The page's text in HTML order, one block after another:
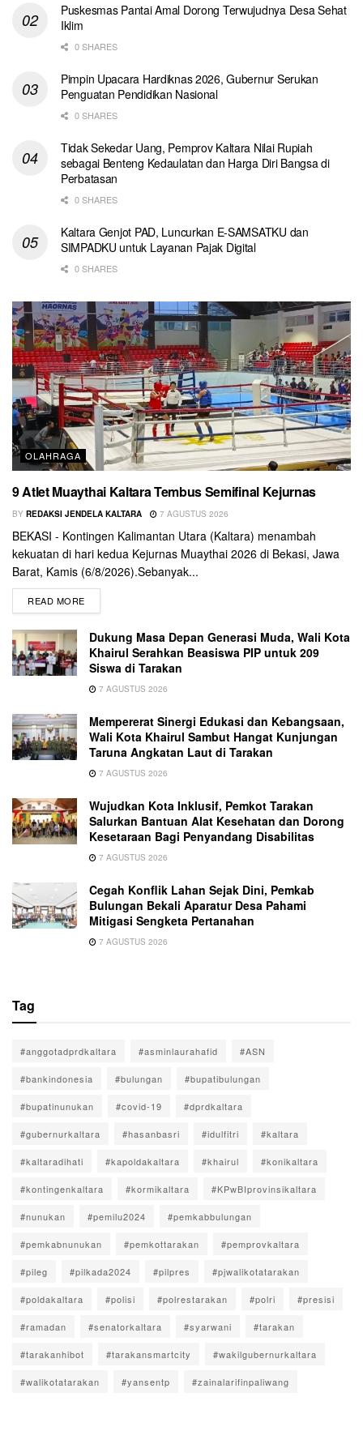
Puskesmas Pantai Amal Dorong Terwujudnya Desa Sehat
Iklim
0 SHARES
Pimpin Upacara Hardiknas 2026, Gubernur Serukan
Penguatan Pendidikan Nasional
0 SHARES
Tidak Sekedar Uang, Pemprov Kaltara Nilai Rupiah
sebagai Benteng Kedaulatan dan Harga Diri Bangsa di
Perbatasan
0 SHARES
Kaltara Genjot PAD, Luncurkan E-SAMSATKU dan
SIMPADKU untuk Layanan Pajak Digital
0 SHARES
OLAHRAGA
9 Atlet Muaythai Kaltara Tembus Semifinal Kejurnas
BY REDAKSI JENDELA KALTARA 7 AGUSTUS 2026
BEKASI - Kontingen Kalimantan Utara (Kaltara) menambah
kekuatan di hari kedua Kejurnas Muaythai 2026 di Bekasi, Jawa
Barat, Kamis (6/8/2026).Sebanyak...
READ MORE
Dukung Masa Depan Generasi Muda, Wali Kota
Khairul Serahkan Beasiswa PIP untuk 209
Siswa di Tarakan
7 AGUSTUS 2026
Mempererat Sinergi Edukasi dan Kebangsaan,
Wali Kota Khairul Sambut Hangat Kunjungan
Taruna Angkatan Laut di Tarakan
7 AGUSTUS 2026
Wujudkan Kota Inklusif, Pemkot Tarakan
Salurkan Bantuan Alat Kesehatan dan Dorong
Kesetaraan Bagi Penyandang Disabilitas
7 AGUSTUS 2026
Cegah Konflik Lahan Sejak Dini, Pemkab
Bulungan Bekali Aparatur Desa Pahami
Mitigasi Sengketa Pertanahan
7 AGUSTUS 2026
Tag
#anggotadprdkaltara #asminlaurahafid #ASN
#bankindonesia #bulungan #bupatibulungan
#bupatinunukan #covid-19 #dprdkaltara
#gubernurkaltara #hasanbasri #idulfitri #kaltara
#kaltaradihati #kapoldakaltara #khairul #konikaltara
#kontingenkaltara #kormikaltara #KPwBIprovinsikaltara
#nunukan #pemilu2024 #pemkabbulungan
#pemkabnunukan #pemkottarakan #pemprovkaltara
#pileg #pilkada2024 #pilpres #pjwalikotatarakan
#poldakaltara #polisi #polrestarakan #polri #presisi
#ramadan #senatorkaltara #syarwani #tarakan
#tarakanhibot #tarakansmartcity #wakilgubernurkaltara
#walikotatarakan #yansentp #zainalarifinpaliwang